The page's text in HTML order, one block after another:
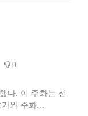
0
다. 이 주화는 선
와 주화...